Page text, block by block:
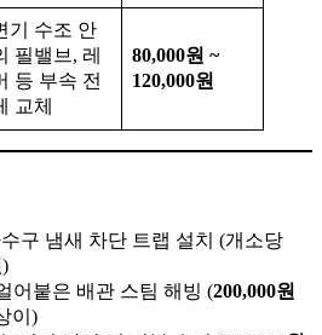
기 수조 안
필밸브, 레
등 부속 전
교체
80,000원 ~
120,000원
구 냄새 차단 트랩 설치 (개소당
)
어붙은 배관 스팀 해빙 (200,000원
이)